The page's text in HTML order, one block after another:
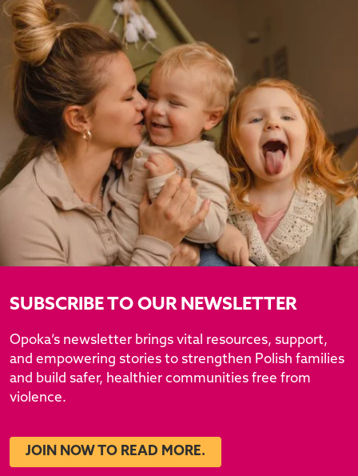
SUBSCRIBE TO OUR NEWSLETTER
Opoka’s newsletter brings vital resources, support,
and empowering stories to strengthen Polish families
and build safer, healthier communities free from
violence.
JOIN NOW TO READ MORE.